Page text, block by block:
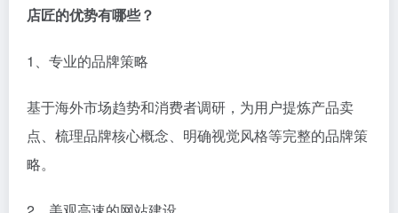
店匠的优势有哪些？
1、专业的品牌策略
基于海外市场趋势和消费者调研，为用户提炼产品卖
点、梳理品牌核心概念、明确视觉风格等完整的品牌策
略。